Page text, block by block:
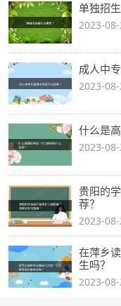
单独招
2023-
成人中
2023-
什么是
2023-
贵阳的
荐？
2023-
在萍乡
生吗？
2023-